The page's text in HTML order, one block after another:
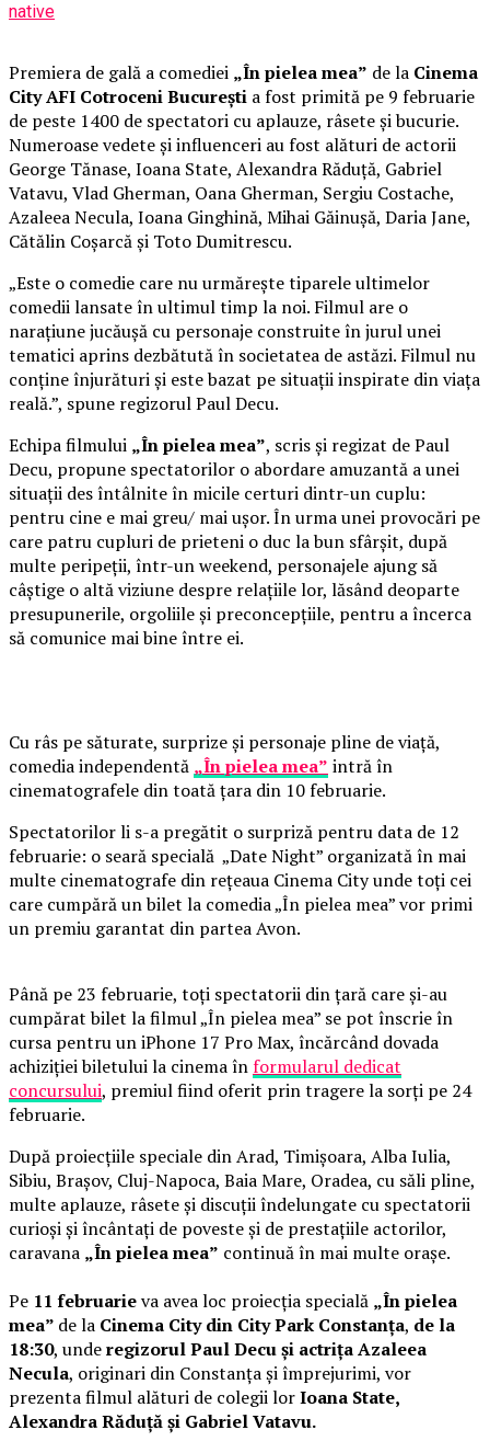
native
Premiera de gală a comediei „În pielea mea” de la Cinema
City AFI Cotroceni București a fost primită pe 9 februarie
de peste 1400 de spectatori cu aplauze, râsete și bucurie.
Numeroase vedete și influenceri au fost alături de actorii
George Tănase, Ioana State, Alexandra Răduță, Gabriel
Vatavu, Vlad Gherman, Oana Gherman, Sergiu Costache,
Azaleea Necula, Ioana Ginghină, Mihai Găinușă, Daria Jane,
Cătălin Coșarcă și Toto Dumitrescu.
„Este o comedie care nu urmărește tiparele ultimelor
comedii lansate în ultimul timp la noi. Filmul are o
narațiune jucăușă cu personaje construite în jurul unei
tematici aprins dezbătută în societatea de astăzi. Filmul nu
conține înjurături și este bazat pe situații inspirate din viața
reală.”, spune regizorul Paul Decu.
Echipa filmului „În pielea mea”, scris și regizat de Paul
Decu, propune spectatorilor o abordare amuzantă a unei
situații des întâlnite în micile certuri dintr-un cuplu:
pentru cine e mai greu/ mai ușor. În urma unei provocări pe
care patru cupluri de prieteni o duc la bun sfârșit, după
multe peripeții, într-un weekend, personajele ajung să
câștige o altă viziune despre relațiile lor, lăsând deoparte
presupunerile, orgoliile și preconcepțiile, pentru a încerca
să comunice mai bine între ei.
Cu râs pe săturate, surprize și personaje pline de viață,
comedia independentă „În pielea mea” intră în
cinematografele din toată țara din 10 februarie.
Spectatorilor li s-a pregătit o surpriză pentru data de 12
februarie: o seară specială „Date Night” organizată în mai
multe cinematografe din rețeaua Cinema City unde toți cei
care cumpără un bilet la comedia „În pielea mea” vor primi
un premiu garantat din partea Avon.
Până pe 23 februarie, toți spectatorii din țară care și-au
cumpărat bilet la filmul „În pielea mea” se pot înscrie în
cursa pentru un iPhone 17 Pro Max, încărcând dovada
achiziției biletului la cinema înformularul dedicat
concursului, premiul fiind oferit prin tragere la sorți pe 24
februarie.
După proiecțiile speciale din Arad, Timișoara, Alba Iulia,
Sibiu, Brașov, Cluj-Napoca, Baia Mare, Oradea, cu săli pline,
multe aplauze, râsete și discuții îndelungate cu spectatorii
curioși și încântați de poveste și de prestațiile actorilor,
caravana „În pielea mea” continuă în mai multe orașe.
Pe 11 februarieva avea loc proiecția specială „În pielea
mea” de la Cinema City din City Park Constanța, de la
18:30, underegizorul Paul Decu și actrița Azaleea
Necula, originari din Constanța și împrejurimi, vor
prezenta filmul alături de colegii lorIoana State,
Alexandra Răduță și Gabriel Vatavu.